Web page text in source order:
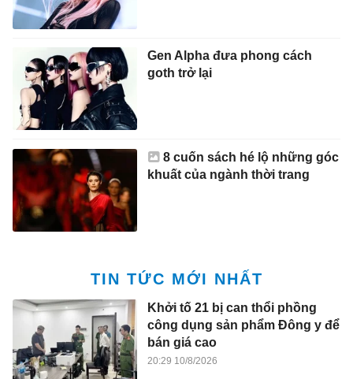
Gen Alpha đưa phong cách
goth trở lại
8 cuốn sách hé lộ những góc
khuất của ngành thời trang
TIN TỨC MỚI NHẤT
Khởi tố 21 bị can thổi phồng
công dụng sản phẩm Đông y để
bán giá cao
20:29 10/8/2026